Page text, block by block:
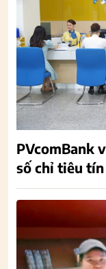
PVcomBank
số chỉ tiêu